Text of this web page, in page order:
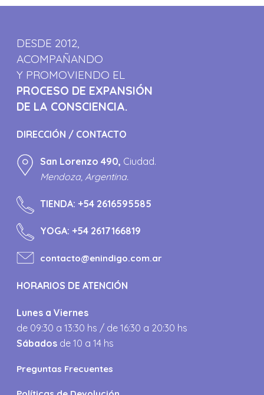
DESDE 2012,
ACOMPAÑANDO
Y PROMOVIENDO EL
PROCESO DE EXPANSIÓN
DE LA CONSCIENCIA.
DIRECCIÓN / CONTACTO
San Lorenzo 490, Ciudad.
Mendoza, Argentina.
TIENDA:+54 2616595585
YOGA:+54 2617166819
contacto@enindigo.com.ar
HORARIOS DE ATENCIÓN
Lunes a Viernes
de 09:30 a 13:30 hs / de 16:30 a 20:30 hs
Sábados de 10 a 14 hs
Preguntas Frecuentes